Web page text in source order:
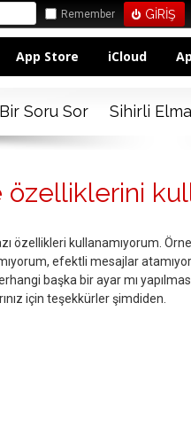
Remember
App Store iCloud
Bir Soru Sor Sihirli Elma
özellikleri kullanamıyorum.
efektli mesajlar
başka bir ayar mı
için teşekkürler şimdiden.